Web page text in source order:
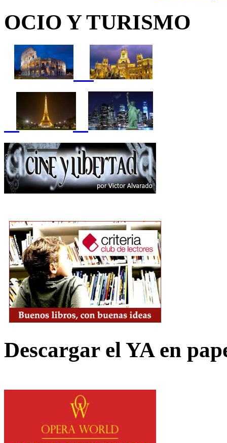
OCIO Y TURISMO
Descargar el YA en